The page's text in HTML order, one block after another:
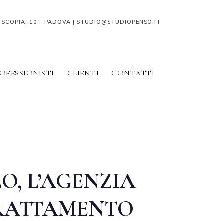
10 – PADOVA | STUDIO@STUDIOPENSO.IT
CLIENTI CONTATTI
L’AGENZIA